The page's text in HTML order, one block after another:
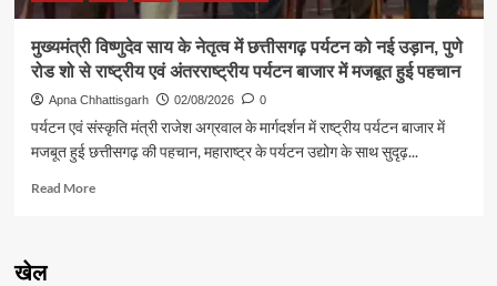
संस्कृति
एवं
धर्मस्व
श्री
राजेश
मुख्यमंत्री विष्णुदेव साय के नेतृत्व में छत्तीसगढ़ पर्यटन को नई उड़ान, पुणे
रोड शो से राष्ट्रीय एवं अंतरराष्ट्रीय पर्यटन बाजार में मजबूत हुई पहचान
Apna Chhattisgarh 02/08/2026 0
पर्यटन एवं संस्कृति मंत्री राजेश अग्रवाल के मार्गदर्शन में राष्ट्रीय पर्यटन बाजार में
मजबूत हुई छत्तीसगढ़ की पहचान, महाराष्ट्र के पर्यटन उद्योग के साथ सुदृढ़...
Read MoreRead
खेल